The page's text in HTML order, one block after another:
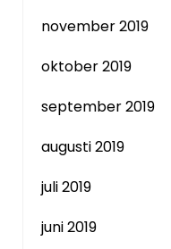
november 2019
oktober 2019
september 2019
augusti 2019
juli 2019
juni 2019